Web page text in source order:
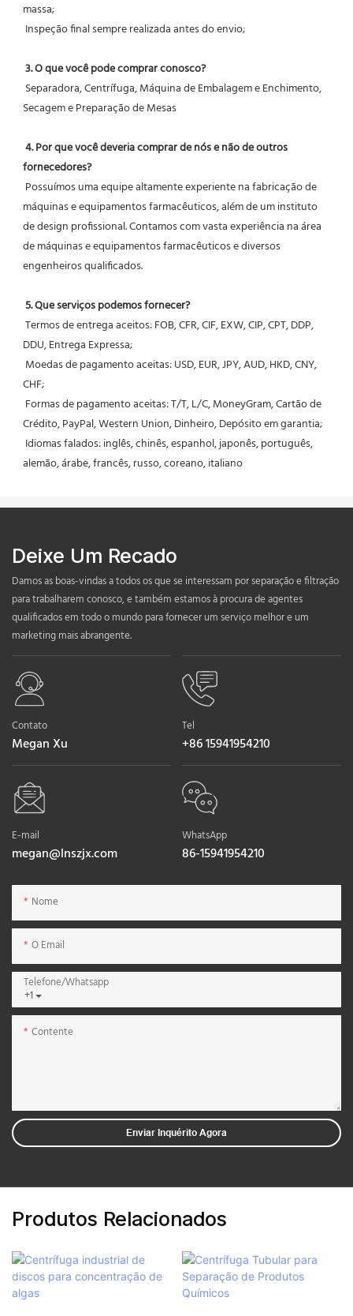
massa;
Inspeção final sempre realizada antes do envio;
3. O que você pode comprar conosco?
Secagem e Preparação de Mesas
4. Por que você deveria comprar de nós e não de outros
fornecedores?
máquinas e equipamentos farmacêuticos, além de um instituto
de design profissional. Contamos com vasta experiência na área
de máquinas e equipamentos farmacêuticos e diversos
engenheiros qualificados.
5. Que serviços podemos fornecer?
DDU, Entrega Expressa;
CHF;
Crédito, PayPal, Western Union, Dinheiro, Depósito em garantia;
alemão, árabe, francês, russo, coreano, italiano
Deixe Um Recado
Damos as boas-vindas a todos os que se interessam por separação e filtração
para trabalharem conosco, e também estamos à procura de agentes
qualificados em todo o mundo para fornecer um serviço melhor e um
marketing mais abrangente.
Contato
Megan Xu
Tel
+86 15941954210
E-mail
megan@lnszjx.com
WhatsApp
86-15941954210
Nome
O Email
+1
Telefone/whatsapp
Contente
Enviar Inquérito Agora
Produtos Relacionados